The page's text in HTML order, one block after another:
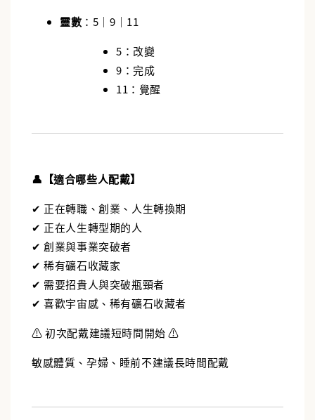
靈數 ：5｜9｜11
5：改變
9：完成
11：覺醒
👤【適合哪些人配戴】
✔ 正在轉職、創業、人生轉換期
✔ 正在人生轉型期的人
✔ 創業與事業突破者
✔ 稀有礦石收藏家
✔ 需要招貴人與突破瓶頸者
✔ 喜歡宇宙感、稀有礦石收藏者
⚠️ 初次配戴建議短時間開始 ⚠️
敏感體質、孕婦、睡前不建議長時間配戴